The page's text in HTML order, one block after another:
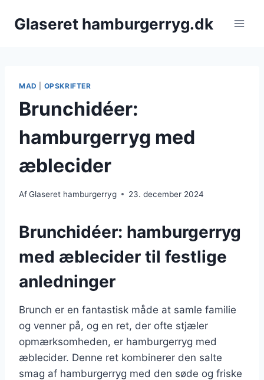
Glaseret hamburgerryg.dk
MAD OPSKRIFTER
Brunchidéer:
hamburgerryg med
æblecider
AfGlaseret hamburgerryg 23. december 2024
Brunchidéer: hamburgerryg
med æblecider til festlige
anledninger
Brunch er en fantastisk måde at samle familie
og venner på, og en ret, der ofte stjæler
opmærksomheden, er hamburgerryg med
æblecider. Denne ret kombinerer den salte
smag af hamburgerryg med den søde og friske